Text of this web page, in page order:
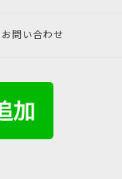
お問い合わせ